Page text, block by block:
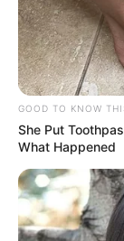
drei Männer
bewachsenen
Litauen. Ein
Spaziergänger
READ MORE
GOOD TO KNOW
She Put
What Happened